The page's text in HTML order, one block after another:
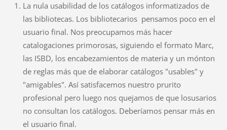
La nula usabilidad de los catálogos informatizados de
las bibliotecas. Los bibliotecarios pensamos poco en el
usuario final. Nos preocupamos más hacer
catalogaciones primorosas, siguiendo el formato Marc,
las ISBD, los encabezamientos de materia y un mónton
de reglas más que de elaborar catálogos "usables" y
"amigables". Así satisfacemos nuestro prurito
profesional pero luego nos quejamos de que losusarios
no consultan los catálogos. Deberíamos pensar más en
el usuario final.